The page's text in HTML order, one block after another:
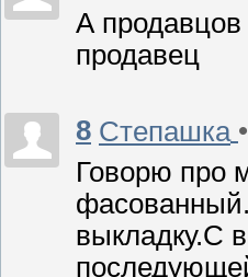
А
продавец
8 Степашка
Говорю про
выкладку.С